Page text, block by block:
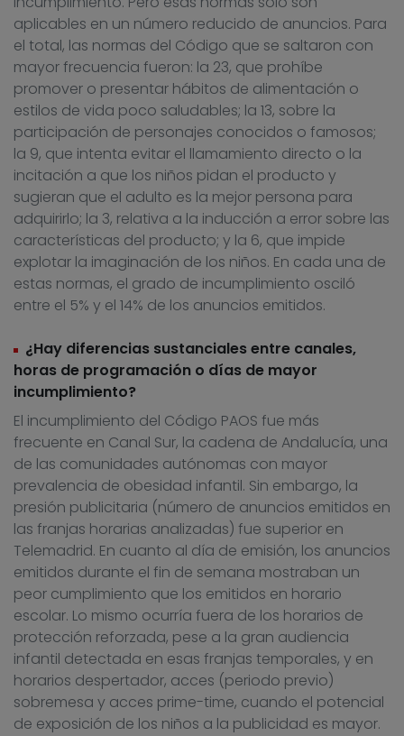
aplicables en un número reducido de anuncios. Para
el total, las normas del Código que se saltaron con
mayor frecuencia fueron: la 23, que prohíbe
promover o presentar hábitos de alimentación o
estilos de vida poco saludables; la 13, sobre la
participación de personajes conocidos o famosos;
la 9, que intenta evitar el llamamiento directo o la
incitación a que los niños pidan el producto y
sugieran que el adulto es la mejor persona para
adquirirlo; la 3, relativa a la inducción a error sobre las
características del producto; y la 6, que impide
explotar la imaginación de los niños. En cada una de
estas normas, el grado de incumplimiento osciló
entre el 5% y el 14% de los anuncios emitidos.
¿Hay diferencias sustanciales entre canales,
horas de programación o días de mayor
incumplimiento?
El incumplimiento del Código PAOS fue más
frecuente en Canal Sur, la cadena de Andalucía, una
de las comunidades autónomas con mayor
prevalencia de obesidad infantil. Sin embargo, la
presión publicitaria (número de anuncios emitidos en
las franjas horarias analizadas) fue superior en
Telemadrid. En cuanto al día de emisión, los anuncios
emitidos durante el fin de semana mostraban un
peor cumplimiento que los emitidos en horario
escolar. Lo mismo ocurría fuera de los horarios de
protección reforzada, pese a la gran audiencia
infantil detectada en esas franjas temporales, y en
horarios despertador, acces (periodo previo)
sobremesa y acces prime-time, cuando el potencial
de exposición de los niños a la publicidad es mayor.